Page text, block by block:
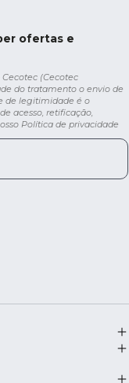
ofertas e
(Cecotec
do tratamento o envio de
de legitimidade é o
acesso, retificação,
Política de privacidade